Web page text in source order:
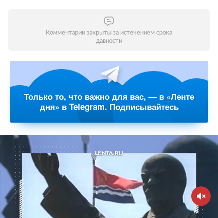
Комментарии закрыты за истечением срока
давности
Только то, что важно для вас, — в «Ленте
дня» в Telegram. Подписывайтесь